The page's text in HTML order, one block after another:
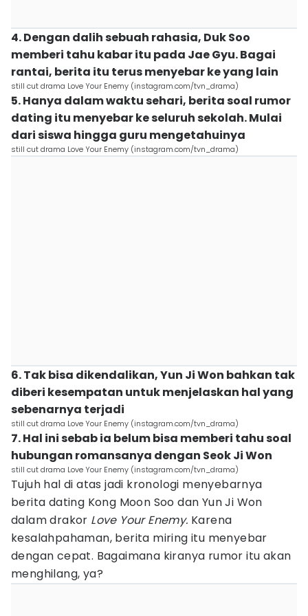
4. Dengan dalih sebuah rahasia, Duk Soo
memberi tahu kabar itu pada Jae Gyu. Bagai
rantai, berita itu terus menyebar ke yang lain
still cut drama Love Your Enemy (instagram.com/tvn_drama)
5. Hanya dalam waktu sehari, berita soal rumor
dating itu menyebar ke seluruh sekolah. Mulai
dari siswa hingga guru mengetahuinya
still cut drama Love Your Enemy (instagram.com/tvn_drama)
6. Tak bisa dikendalikan, Yun Ji Won bahkan tak
diberi kesempatan untuk menjelaskan hal yang
sebenarnya terjadi
still cut drama Love Your Enemy (instagram.com/tvn_drama)
7. Hal ini sebab ia belum bisa memberi tahu soal
hubungan romansanya dengan Seok Ji Won
still cut drama Love Your Enemy (instagram.com/tvn_drama)
Tujuh hal di atas jadi kronologi menyebarnya
berita dating Kong Moon Soo dan Yun Ji Won
dalam drakor Love Your Enemy. Karena
kesalahpahaman, berita miring itu menyebar
dengan cepat. Bagaimana kiranya rumor itu akan
menghilang, ya?